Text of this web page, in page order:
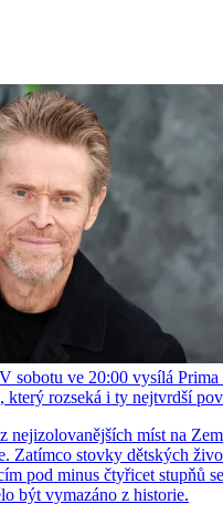
sobotu ve 20:00 vysílá
který rozseká i ty nejtvrdší
nejizolovanějších míst na
Zatímco stovky dětských
pod minus čtyřicet stupňů
být vymazáno z historie.